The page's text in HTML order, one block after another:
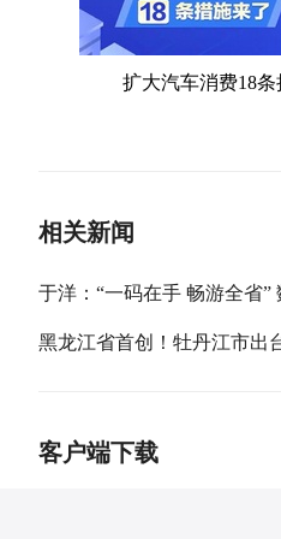
扩大汽车消费18条
相关新闻
黑龙江省首创！牡丹江市出
客户端下载